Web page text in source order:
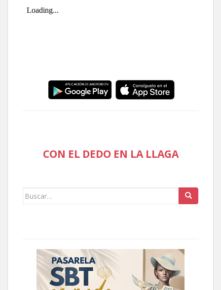
CON EL DEDO EN LA LLAGA
Buscar: